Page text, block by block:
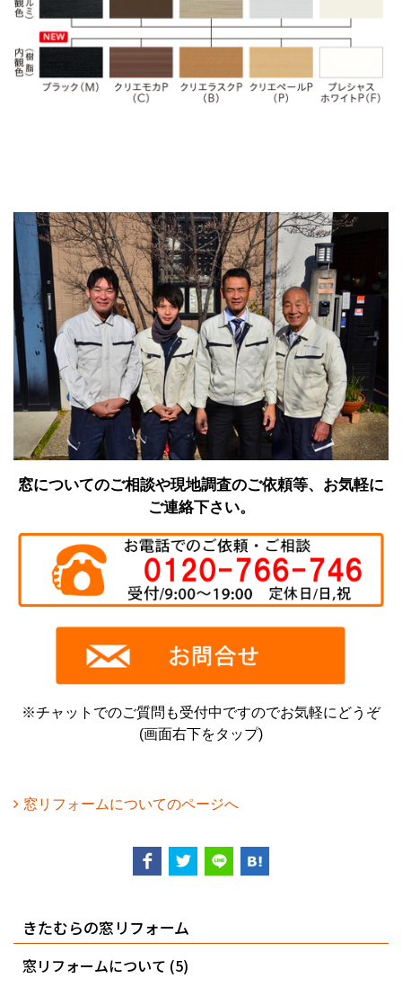
窓についてのご相談や現地調査のご依頼等、お気軽に
ご連絡下さい。
※チャットでのご質問も受付中ですのでお気軽にどうぞ
(画面右下をタップ)
窓リフォームについてのページへ
きたむらの窓リフォーム
窓リフォームについて (5)